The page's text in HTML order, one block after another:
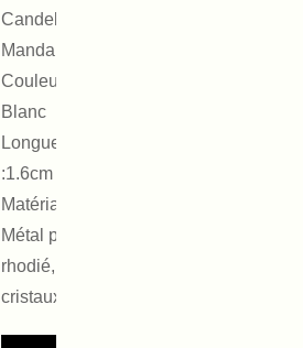
Candele
Mandala
Couleur :
Blanc
Longueur
:1.6cm x1.4cm
Matériaux :
Métal placage
rhodié,
cristaux